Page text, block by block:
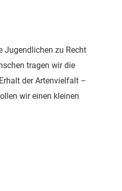
Jugendlichen zu Recht
tragen wir die
der Artenvielfalt –
wir einen kleinen